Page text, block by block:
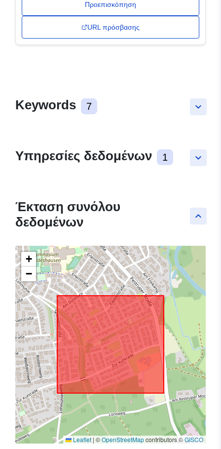
Προεπισκόπηση
URL πρόσβασης
keyboard_arrow_down
Keywords 7
keyboard_arrow_down
Υπηρεσίες δεδομένων 1
keyboard_arrow_up
Έκταση συνόλου
δεδομένων
+
−
Leaflet | ©OpenStreetMapcontributors ©GISCO